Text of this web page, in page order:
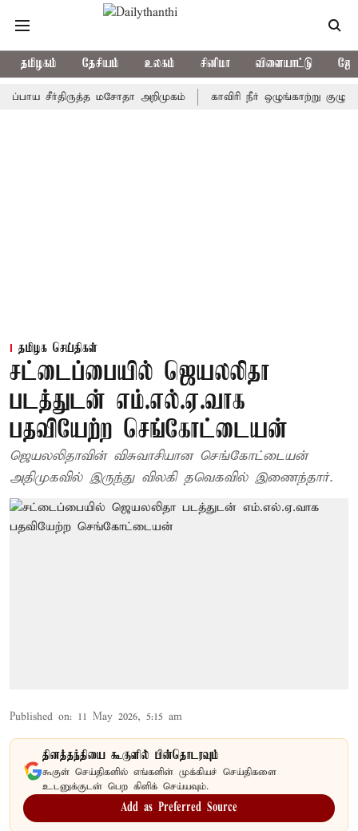
தமிழகம் தேசியம் உலகம் சினிமா விளையாட்டு
மசோதா அறிமுகம் காவிரி நீர் ஒழுங்காற்று குழு நாளை
தமிழக செய்திகள்
சட்டைப்பையில் ஜெயலலிதா
படத்துடன் எம்.எல்.ஏ.வாக
பதவியேற்ற செங்கோட்டையன்
ஜெயலலிதாவின் விசுவாசியான செங்கோட்டையன்
அதிமுகவில் இருந்து விலகி தவெகவில் இணைந்தார்.
Published on: 11 May 2026, 5:15 am
தினத்தந்தியை கூகுளில் பின்தொடரவும்
கூகுள் செய்திகளில் எங்களின் முக்கியச் செய்திகளை
உடனுக்குடன் பெற கிளிக் செய்யவும்.
Add as Preferred Source